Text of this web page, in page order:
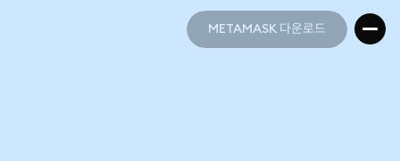
METAMASK 다운로드